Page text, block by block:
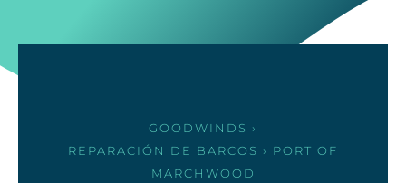
GOODWINDS ›
REPARACIÓN DE BARCOS › PORT OF
MARCHWOOD